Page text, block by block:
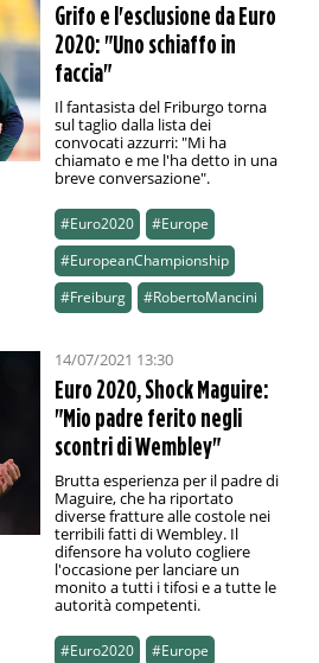
Grifo e l'esclusione da Euro
2020: "Uno schiaffo in
faccia"
Il fantasista del Friburgo torna
sul taglio dalla lista dei
convocati azzurri: "Mi ha
chiamato e me l'ha detto in una
breve conversazione".
#Euro2020
#Europe
#EuropeanChampionship
#Freiburg
#RobertoMancini
14/07/2021 13:30
Euro 2020, Shock Maguire:
"Mio padre ferito negli
scontri di Wembley"
Brutta esperienza per il padre di
Maguire, che ha riportato
diverse fratture alle costole nei
terribili fatti di Wembley. Il
difensore ha voluto cogliere
l'occasione per lanciare un
monito a tutti i tifosi e a tutte le
autorità competenti.
#Euro2020
#Europe